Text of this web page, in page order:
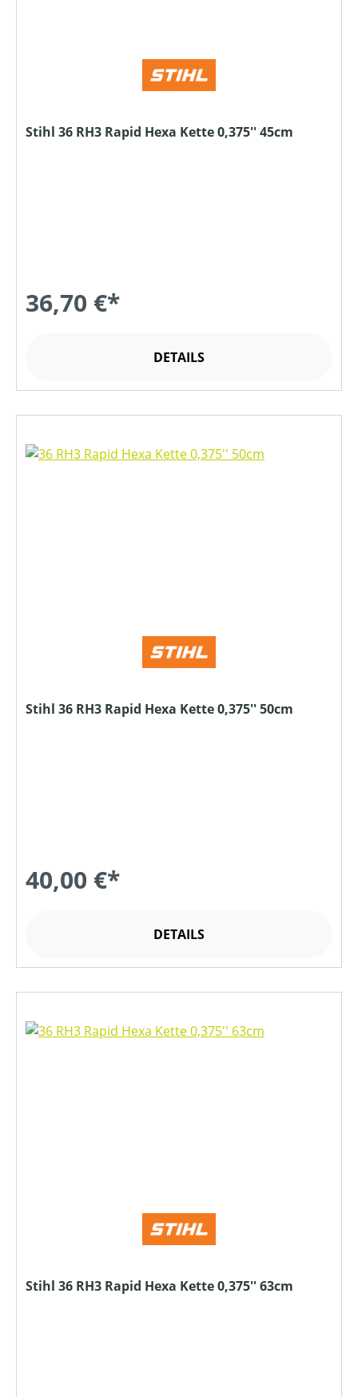
Stihl 36 RH3 Rapid Hexa Kette 0,375'' 45cm
36,70 €*
DETAILS
Stihl 36 RH3 Rapid Hexa Kette 0,375'' 50cm
40,00 €*
DETAILS
Stihl 36 RH3 Rapid Hexa Kette 0,375'' 63cm